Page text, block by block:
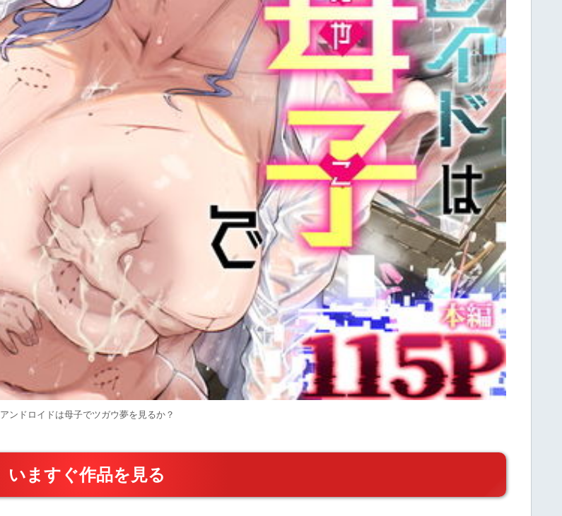
アンドロイドは母子でツガウ夢を見るか？
いますぐ作品を見る